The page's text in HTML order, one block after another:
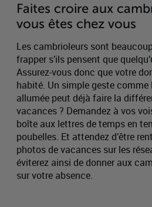
Faites croire aux
vous êtes chez vous
Les cambrioleurs sont
frapper s’ils pensent que
Assurez-vous donc que votre
habité. Un simple geste comme
allumée peut déjà faire la
vacances ? Demandez à vos
boîte aux lettres de temps en
poubelles. Et attendez d’être
photos de vacances sur les
éviterez ainsi de donner aux
sur votre absence.